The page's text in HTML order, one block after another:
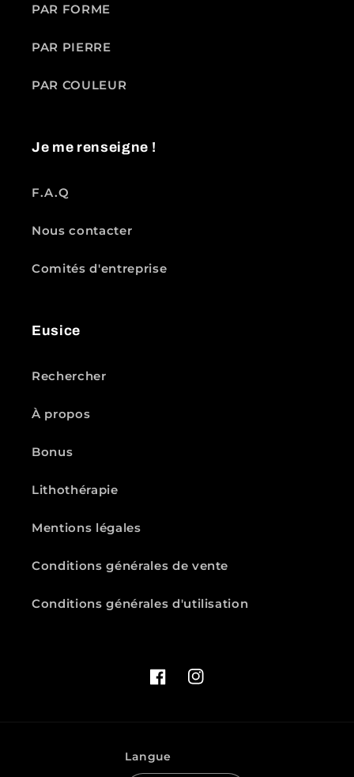
PAR FORME
PAR PIERRE
PAR COULEUR
Je me renseigne !
F.A.Q
Nous contacter
Comités d'entreprise
Eusice
Rechercher
À propos
Bonus
Lithothérapie
Mentions légales
Conditions générales de vente
Conditions générales d'utilisation
FacebookInstagram
Langue